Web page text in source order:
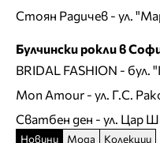
Стоян Радичев - ул.
Булчински рокли в
BRIDAL FASHION - бул.
Mon Amour - ул. Г.С.
Сватбен ден - ул. Цар
Новини Мода Колекции